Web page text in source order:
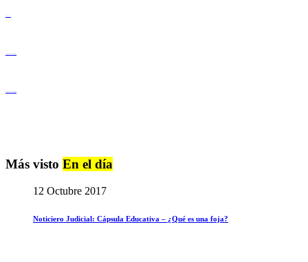
Más visto En el día
12 Octubre 2017
Noticiero Judicial: Cápsula Educativa – ¿Qué es una foja?